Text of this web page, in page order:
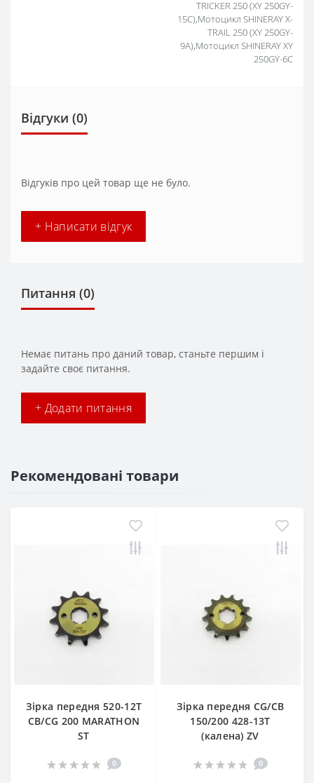
TRICKER 250 (XY 250GY-
15С),Мотоцикл SHINERAY X-
TRAIL 250 (XY 250GY-
9A),Мотоцикл SHINERAY XY
250GY-6C
Відгуки (0)
Відгуків про цей товар ще не було.
+ Написати відгук
Питання (0)
Немає питань про даний товар, станьте першим і
задайте своє питання.
+ Додати питання
Рекомендовані товари
Зірка передня 520-12T
CB/CG 200 MARATHON
ST
0
Зірка передня CG/CB
150/200 428-13T
(калена) ZV
0